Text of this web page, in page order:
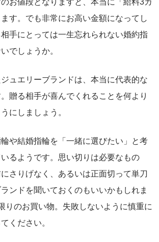
お値段となりますと、本当に「給料3カ
す。でも非常にお高い金額になってし
手にとっては一生忘れられない婚約指
でしょうか。
ュエリーブランドは、本当に代表的な
贈る相手が喜んでくれることを何より
にしましょう。
や結婚指輪を「一緒に選びたい」と考
るようです。思い切りは必要なもの
さりげなく、あるいは正面切って単刀
ンドを聞いておくのもいいかもしれま
りのお買い物。失敗しないように慎重に
ください。